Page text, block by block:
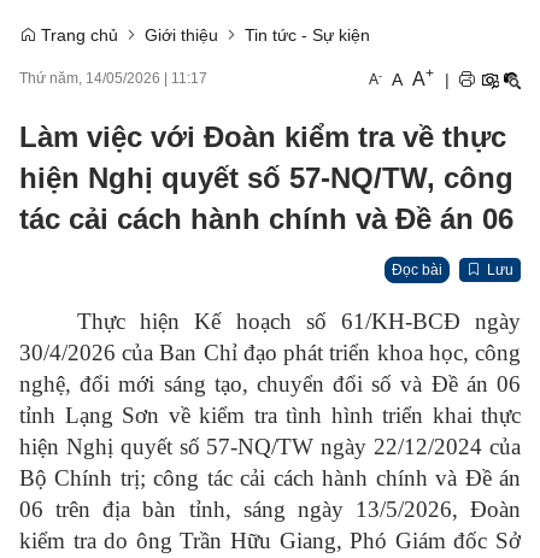
Trang chủ Giới thiệu Tin tức - Sự kiện
Thứ năm, 14/05/2026 11:17 A- A A+ |
Làm việc với Đoàn kiểm tra về thực
hiện Nghị quyết số 57-NQ/TW, công
tác cải cách hành chính và Đề án 06
Đọc bài Lưu
Thực hiện Kế hoạch số 61/KH-BCĐ ngày
30/4/2026 của Ban Chỉ đạo phát triển khoa học, công
nghệ, đổi mới sáng tạo, chuyển đổi số và Đề án 06
tỉnh Lạng Sơn về kiểm tra tình hình triển khai thực
hiện Nghị quyết số 57-NQ/TW ngày 22/12/2024 của
Bộ Chính trị; công tác cải cách hành chính và Đề án
06 trên địa bàn tỉnh, sáng ngày 13/5/2026, Đoàn
kiểm tra do ông Trần Hữu Giang, Phó Giám đốc Sở